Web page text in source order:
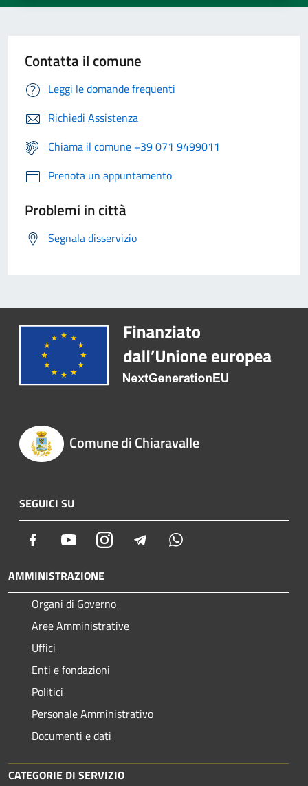
Contatta il comune
Leggi le domande frequenti
Richiedi Assistenza
Chiama il comune +39 071 9499011
Prenota un appuntamento
Problemi in città
Segnala disservizio
Comune di Chiaravalle
SEGUICI SU
Facebook YoutubeInstagram Telegram
AMMINISTRAZIONE
Organi di Governo
Aree Amministrative
Uffici
Enti e fondazioni
Politici
Personale Amministrativo
Documenti e dati
CATEGORIE DI SERVIZIO